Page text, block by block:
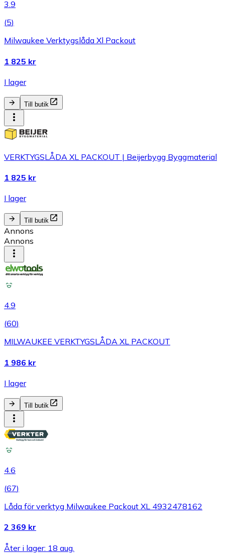
3.9
(5)
Milwaukee Verktygslåda Xl Packout
1 825 kr
I lager
Till butik
VERKTYGSLÅDA XL PACKOUT | Beijerbygg Byggmaterial
1 825 kr
I lager
Till butik
Annons
Annons
4.9
(60)
MILWAUKEE VERKTYGSLÅDA XL PACKOUT
1 986 kr
I lager
Till butik
4.6
(67)
Låda för verktyg Milwaukee Packout XL 4932478162
2 369 kr
Åter i lager: 18 aug.